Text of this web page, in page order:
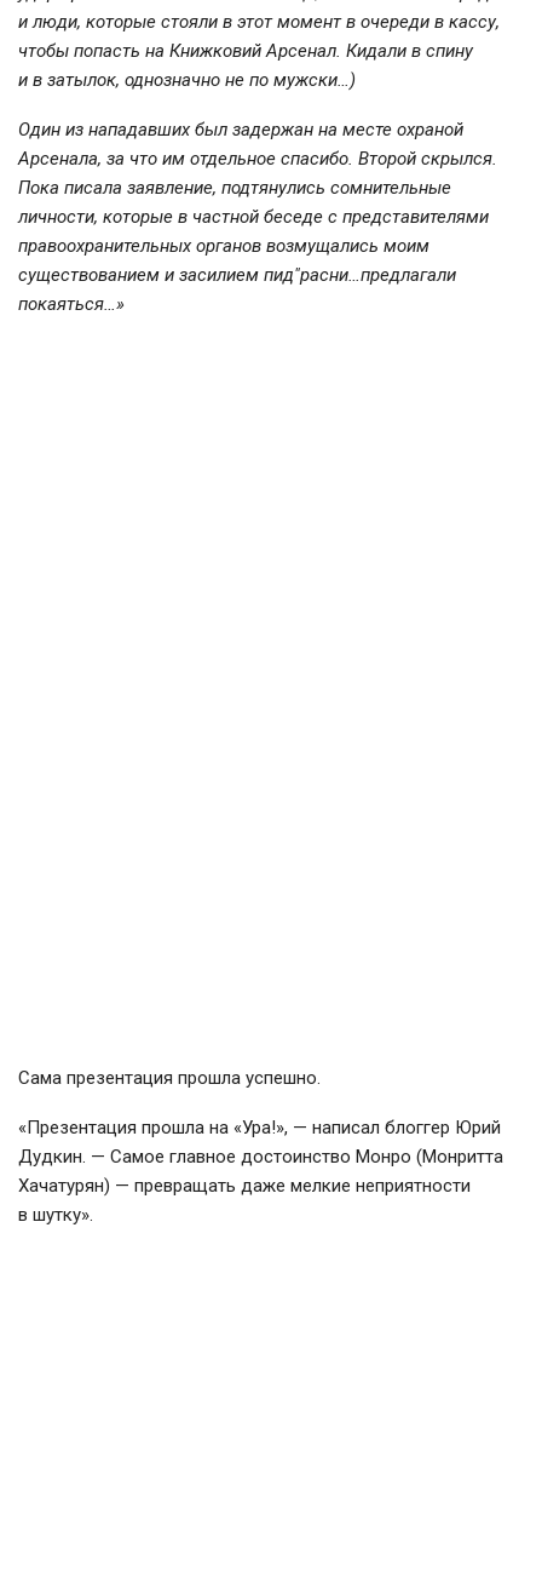
и люди, которые стояли в этот момент в очереди в кассу,
чтобы попасть на Книжковий Арсенал. Кидали в спину
и в затылок, однозначно не по мужски…)
Один из нападавших был задержан на месте охраной
Арсенала, за что им отдельное спасибо. Второй скрылся.
Пока писала заявление, подтянулись сомнительные
личности, которые в частной беседе с представителями
правоохранительных органов возмущались моим
существованием и засилием пид"расни…предлагали
покаяться…»
Сама презентация прошла успешно.
«Презентация прошла на «Ура!», — написал блоггер Юрий
Дудкин. — Самое главное достоинство Монро (Монритта
Хачатурян) — превращать даже мелкие неприятности
в шутку».